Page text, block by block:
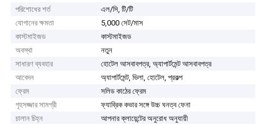
পরিশোধের শর্ত
এল/সি, টি/টি
যোগানের ক্ষমতা
5,000 সেট/মাস
কাস্টমাইজড
কাস্টমাইজড
অবস্থা
নতুন
সাধারণ ব্যবহার
হোটেল আসবাবপত্র, অ্যাপার্টমেন্ট আসবাবপত্র
আবেদন
অ্যাপার্টমেন্ট, ভিলা, হোটেল, প্রকল্প
ফ্রেম
সলিড কাঠের ফ্রেম
গৃহসজ্জার সামগ্রী
ফ্যাব্রিক কভার সঙ্গে উচ্চ ঘনত্ব ফেনা
চালান চিহ্ন
আপনার ক্লায়েন্টের অনুরোধ অনুযায়ী